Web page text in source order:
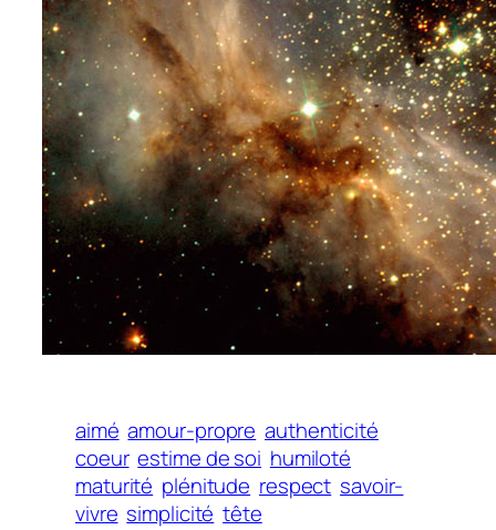
aimé amour-propre authenticité
coeur estime de soi humiloté
maturité plénitude respect savoir-
vivre simplicité tête